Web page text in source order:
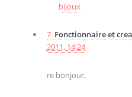
bijoux
7. Fonctionnaire et
2011, 14:24
re bonjour,